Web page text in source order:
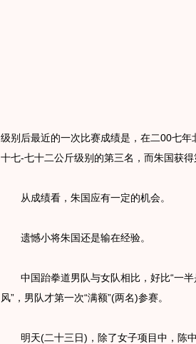
级别后最近的一次比赛成绩是，在二00七
十七-七十二公斤级别的第三名，而朱国获得
从成绩看，朱国应有一定的机会。
遗憾小将朱国还是输在经验。
中国跆拳道男队与女队相比，好比“一半
风”，男队才第一次“满额”(两名)参赛。
明天(二十三日)，除了女子项目中，陈中